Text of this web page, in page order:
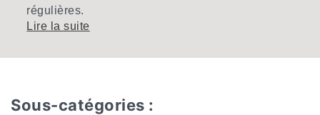
régulières.
tapis de perlage.
Lire la suite
Sous-catégories :